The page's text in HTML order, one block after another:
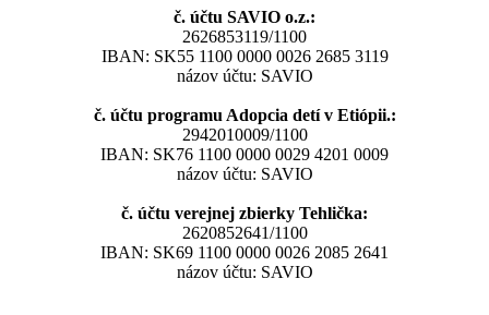
č. účtu SAVIO o.z.:
2626853119/1100
IBAN: SK55 1100 0000 0026 2685 3119
názov účtu: SAVIO
č. účtu programu Adopcia detí v Etiópii.:
2942010009/1100
IBAN: SK76 1100 0000 0029 4201 0009
názov účtu: SAVIO
č. účtu verejnej zbierky Tehlička:
2620852641/1100
IBAN: SK69 1100 0000 0026 2085 2641
názov účtu: SAVIO